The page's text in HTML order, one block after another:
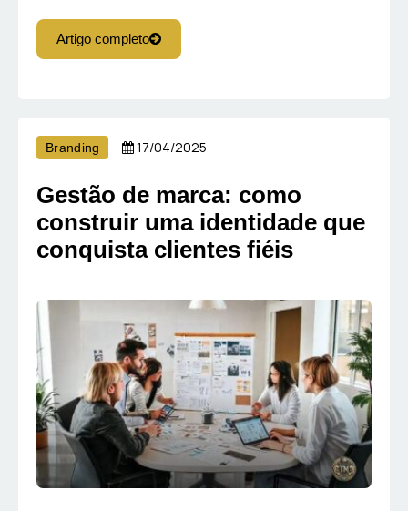
Artigo completo
Branding 17/04/2025
Gestão de marca: como
construir uma identidade que
conquista clientes fiéis